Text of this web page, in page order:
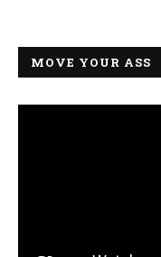
MOVE YOUR ASS